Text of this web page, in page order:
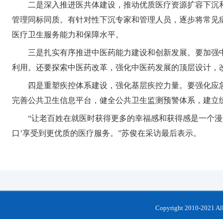
二是深入推进医共体建设，推动优质医疗资源扩容下
管理同标同质。有针对性下沉专家和管理人员，逐步将常
医疗卫生服务能力和保障水平。
三是扎实有序推进中医药能力建设和创新发展。要加
利用。还要探索中医药改革，强化中医药发展的顶层设计
四是重塑疾控体系建设，强化基层疾控力量。要强化
完善公共卫生信息平台，健全公共卫生监测预警体系，建
“让老百姓在就医时获得更多的幸福感和获得感是一个
口’享受到更优质的医疗服务。”苏俊在采访最后表示。
Copyright 2010-2021